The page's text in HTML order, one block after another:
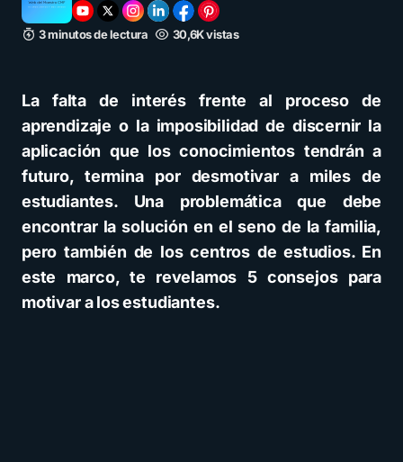
3 minutos de lectura 30,6K vistas
La falta de interés frente al proceso de
aprendizaje o la imposibilidad de discernir la
aplicación que los conocimientos tendrán a
futuro, termina por desmotivar a miles de
estudiantes. Una problemática que debe
encontrar la solución en el seno de la familia,
pero también de los centros de estudios. En
este marco, te revelamos 5 consejos para
motivar a los estudiantes.